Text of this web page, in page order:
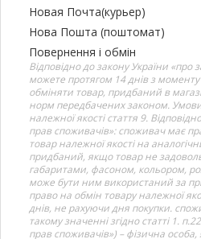
Новая Почта(курьер)
Нова Пошта (поштомат)
Повернення і обмін
Відповідно до закону України «про
можете протягом 14 днів з
обміняти товар, придбаний в
норм передбачених законом.
належної якості стаття 9.
прав споживачів»: споживач має
товар належної якості на
придбаний, якщо товар не
габаритами, фасоном, кольором,
може бути ним використаний за
право на обмін товару належної
днів, не рахуючи дня покупки.
такому значенні згідно статті 1.
прав споживачів») – фізична особа,